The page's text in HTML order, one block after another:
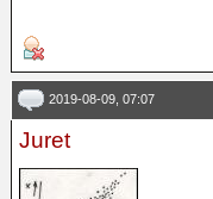
2019-08-09, 07:07
Juret